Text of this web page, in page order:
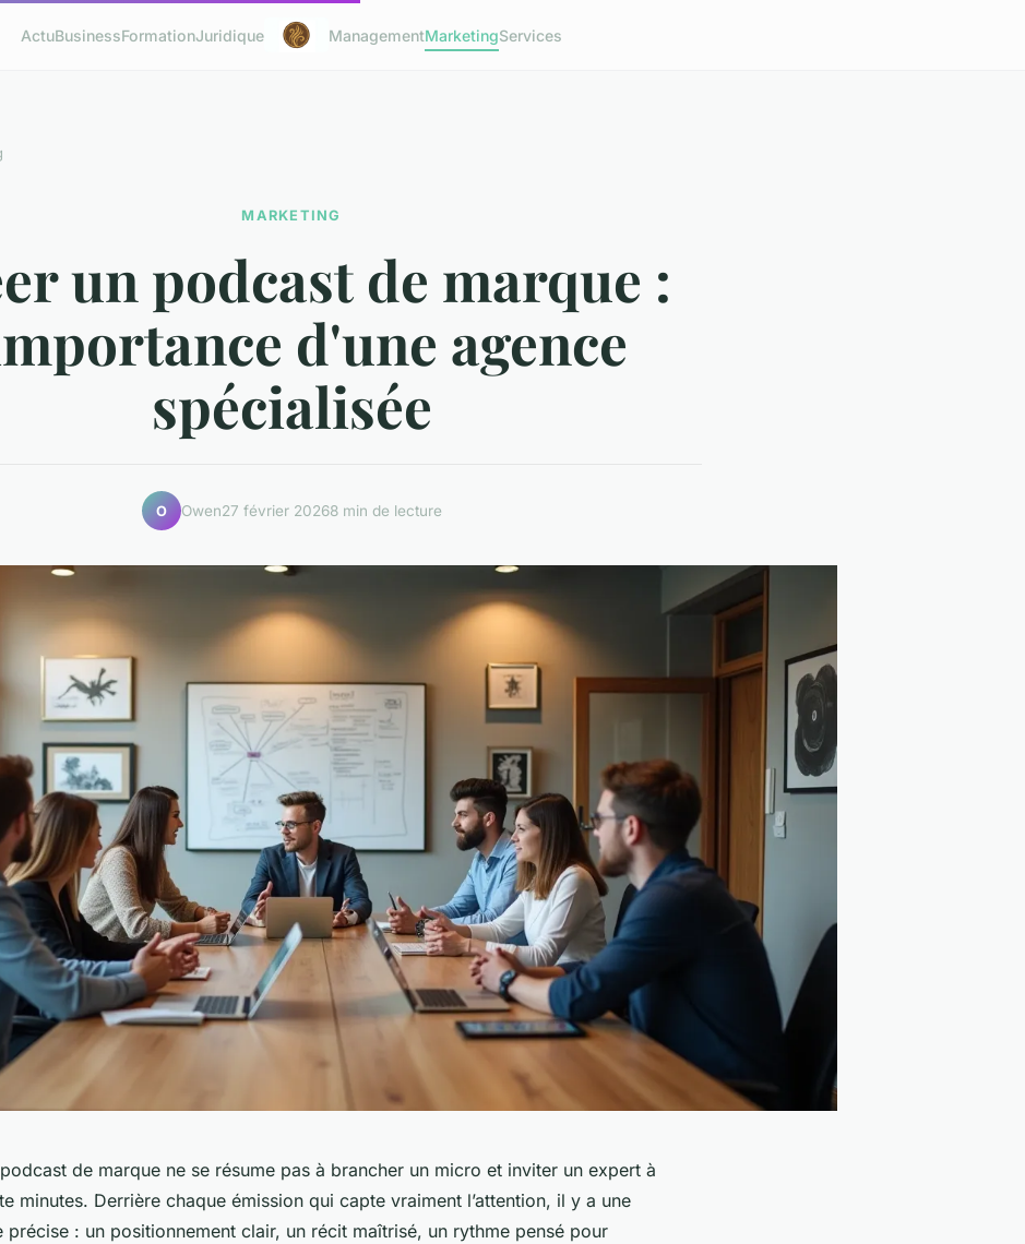
ActuBusinessFormationJuridique ManagementMarketingServices
MARKETING
un podcast de marque :
d'une agence
spécialisée
O Owen27 février 20268 min de lecture
de marque ne se résume pas à brancher un micro et inviter un expert à
minutes. Derrière chaque émission qui capte vraiment l’attention, il y a une
précise : un positionnement clair, un récit maîtrisé, un rythme pensé pour